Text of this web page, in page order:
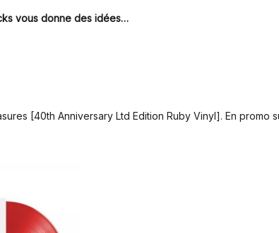
vous donne des idées…
[40th Anniversary Ltd Edition Ruby Vinyl]. En promo